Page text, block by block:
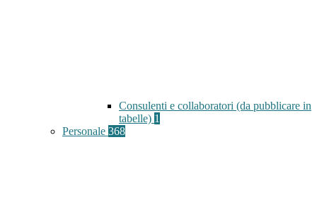
Consulenti e collaboratori (da pubblicare in
tabelle) 1
Personale 368